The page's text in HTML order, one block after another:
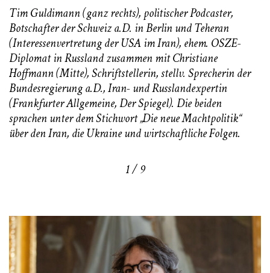
Tim Guldimann (ganz rechts), politischer Podcaster,
Botschafter der Schweiz a.D. in Berlin und Teheran
(Interessenvertretung der USA im Iran), ehem. OSZE-
Diplomat in Russland zusammen mit Christiane
Hoffmann (Mitte), Schriftstellerin, stellv. Sprecherin der
Bundesregierung a.D., Iran- und Russlandexpertin
(Frankfurter Allgemeine, Der Spiegel). Die beiden
sprachen unter dem Stichwort „Die neue Machtpolitik“
über den Iran, die Ukraine und wirtschaftliche Folgen.
1 / 9